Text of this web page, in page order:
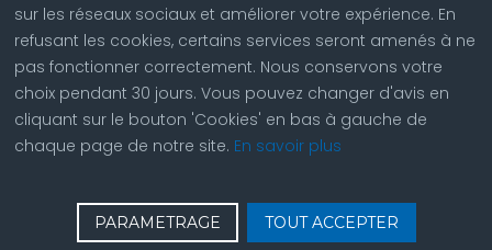
sur les réseaux sociaux et améliorer votre expérience. En
refusant les cookies, certains services seront amenés à ne
pas fonctionner correctement. Nous conservons votre
choix pendant 30 jours. Vous pouvez changer d'avis en
cliquant sur le bouton 'Cookies' en bas à gauche de
chaque page de notre site. En savoir plus
PARAMETRAGE TOUT ACCEPTER
Contactez nous | © Copyright 2023 |Plan du site|